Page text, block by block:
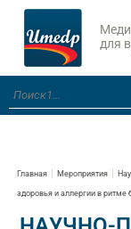
для
Главная Мероприятия
здоровья и аллергии в ритме